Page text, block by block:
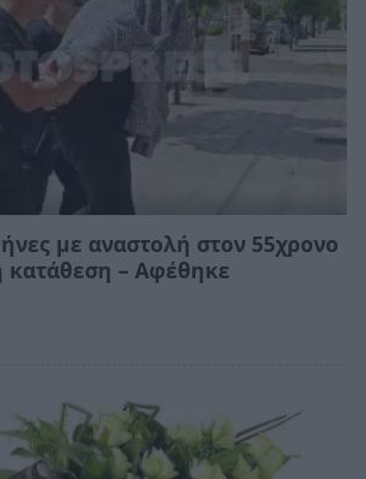
με αναστολή στον 55χρονο
κατάθεση – Αφέθηκε